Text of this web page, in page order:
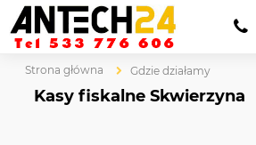
Strona główna Gdzie działamy
Kasy fiskalne Skwierzyna